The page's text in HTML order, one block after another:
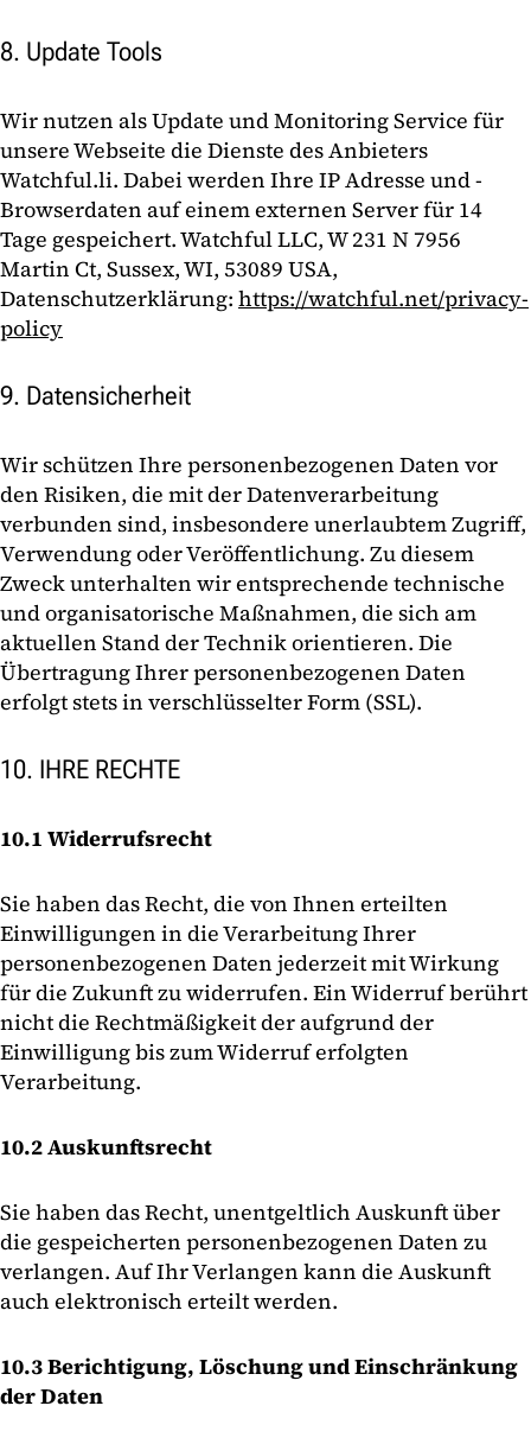
8. Update Tools
Wir nutzen als Update und Monitoring Service für
unsere Webseite die Dienste des Anbieters
Watchful.li. Dabei werden Ihre IP Adresse und -
Browserdaten auf einem externen Server für 14
Tage gespeichert. Watchful LLC, W 231 N 7956
Martin Ct, Sussex, WI, 53089 USA,
Datenschutzerklärung: https://watchful.net/privacy-
policy
9. Datensicherheit
Wir schützen Ihre personenbezogenen Daten vor
den Risiken, die mit der Datenverarbeitung
verbunden sind, insbesondere unerlaubtem Zugriff,
Verwendung oder Veröffentlichung. Zu diesem
Zweck unterhalten wir entsprechende technische
und organisatorische Maßnahmen, die sich am
aktuellen Stand der Technik orientieren. Die
Übertragung Ihrer personenbezogenen Daten
erfolgt stets in verschlüsselter Form (SSL).
10. IHRE RECHTE
10.1 Widerrufsrecht
Sie haben das Recht, die von Ihnen erteilten
Einwilligungen in die Verarbeitung Ihrer
personenbezogenen Daten jederzeit mit Wirkung
für die Zukunft zu widerrufen. Ein Widerruf berührt
nicht die Rechtmäßigkeit der aufgrund der
Einwilligung bis zum Widerruf erfolgten
Verarbeitung.
10.2 Auskunftsrecht
Sie haben das Recht, unentgeltlich Auskunft über
die gespeicherten personenbezogenen Daten zu
verlangen. Auf Ihr Verlangen kann die Auskunft
auch elektronisch erteilt werden.
10.3 Berichtigung, Löschung und Einschränkung
der Daten